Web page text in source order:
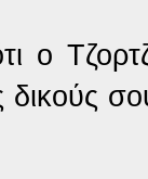
ο
δικούς